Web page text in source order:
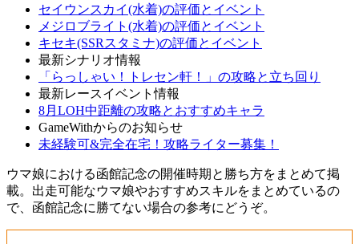
セイウンスカイ(水着)の評価とイベント
メジロブライト(水着)の評価とイベント
キセキ(SSRスタミナ)の評価とイベント
最新シナリオ情報
「らっしゃい！トレセン軒！」の攻略と立ち回り
最新レースイベント情報
8月LOH中距離の攻略とおすすめキャラ
GameWithからのお知らせ
未経験可&完全在宅！攻略ライター募集！
ウマ娘における函館記念の開催時期と勝ち方をまとめて掲
載。出走可能なウマ娘やおすすめスキルをまとめているの
で、函館記念に勝てない場合の参考にどうぞ。